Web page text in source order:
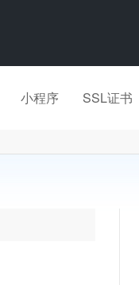
小程序 SSL证书